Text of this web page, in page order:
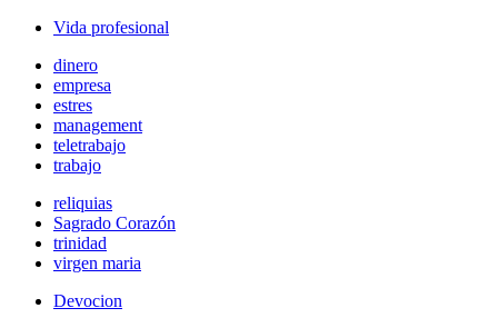
Vida profesional
dinero
empresa
estres
management
teletrabajo
trabajo
reliquias
Sagrado Corazón
trinidad
virgen maria
Devocion